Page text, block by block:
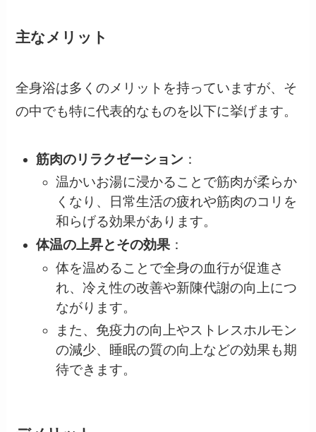
主なメリット
全身浴は多くのメリットを持っていますが、そ
の中でも特に代表的なものを以下に挙げます。
筋肉のリラクゼーション ：
温かいお湯に浸かることで筋肉が柔らか
くなり、日常生活の疲れや筋肉のコリを
和らげる効果があります。
体温の上昇とその効果：
体を温めることで全身の血行が促進さ
れ、冷え性の改善や新陳代謝の向上につ
ながります。
また、免疫力の向上やストレスホルモン
の減少、睡眠の質の向上などの効果も期
待できます。